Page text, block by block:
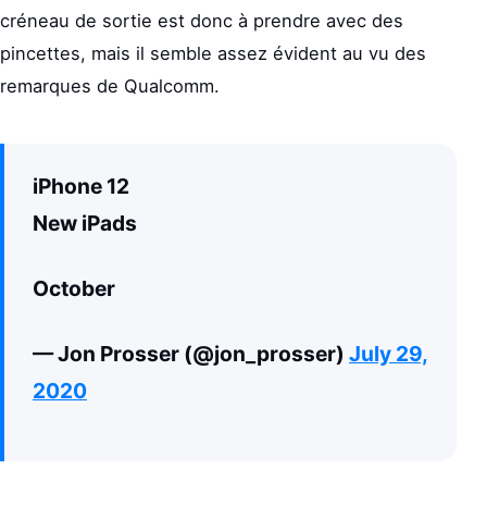
créneau de sortie est donc à prendre avec des
pincettes, mais il semble assez évident au vu des
remarques de Qualcomm.
iPhone 12
New iPads
October
— Jon Prosser (@jon_prosser) July 29,
2020